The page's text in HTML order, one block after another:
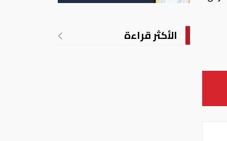
الأكثر قراءة